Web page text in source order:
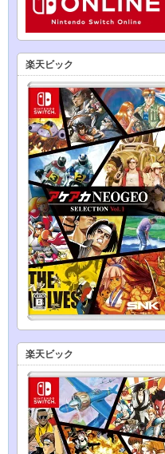
楽天ビック
楽天ビック